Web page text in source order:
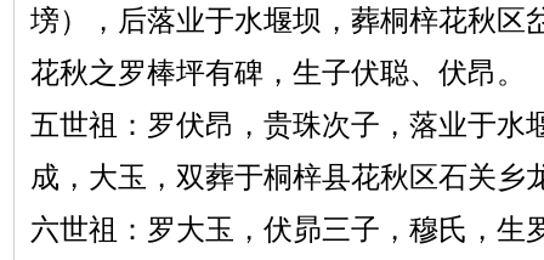
塝），后落业于水堰坝，葬桐梓花秋区
花秋之罗棒坪有碑，生子伏聪、伏昂。
五世祖：罗伏昂，贵珠次子，落业于水
成，大玉，双葬于桐梓县花秋区石关乡
六世祖：罗大玉，伏昴三子，穆氏，生